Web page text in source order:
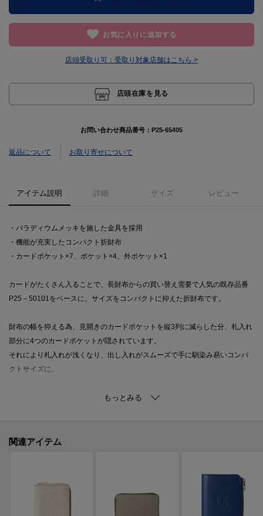
お気に入りに追加する
店頭受取り可： 受取り対象店舗はこちら >
店頭在庫を見る
お問い合わせ商品番号： P25-65405
返品について お取り寄せについて
アイテム説明 詳細 サイズ レビュー
・パラディウムメッキを施した金具を採用
・機能が充実したコンパクト折財布
・カードポケット×7、ポケット×4、外ポケット×1
カードがたくさん入ることで、長財布からの買い替え需要で人気の既存品番
P25－50101をベースに、サイズをコンパクトに抑えた折財布です。
財布の幅を抑える為、見開きのカードポケットを縦3列に減らした分、札入れ
部分に4つのカードポケットが隠されています。
それにより札入れが浅くなり、出し入れがスムーズで手に馴染み易いコンパ
クトサイズに。
カードポケット以外のポケットは大小計5カ所。
たい派には便利なポイントです。
●札入れ×1、小銭入れ（スナップ開閉）×1、カードポケット×7、ポケット
関連アイテム